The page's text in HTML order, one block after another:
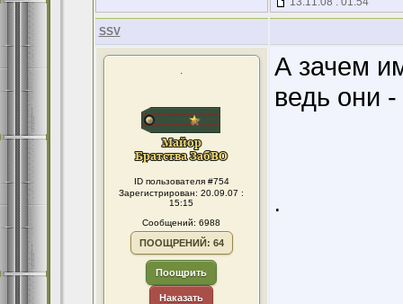
SSV
.
ID пользователя #754
Зарегистрирован: 20.09.07 :
15:15
Сообщений: 6988
ПООЩРЕНИЙ: 64
Поощрить
Наказать
А зачем
ведь они -
.